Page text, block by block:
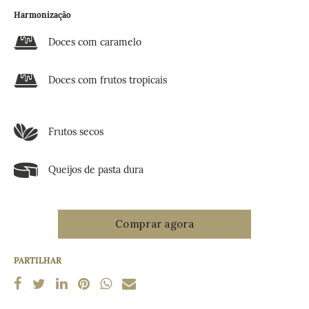
Harmonização
Doces com caramelo
Doces com frutos tropicais
Frutos secos
Queijos de pasta dura
PARTILHAR